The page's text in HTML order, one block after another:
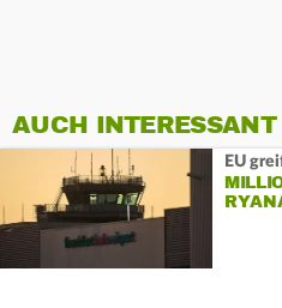
AUCH INTERESSANT
EU